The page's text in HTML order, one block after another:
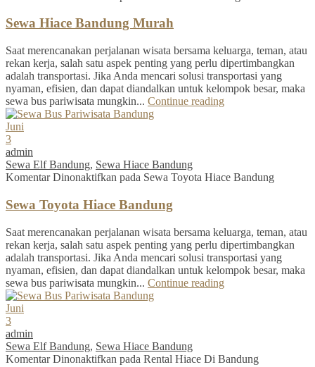
Sewa Hiace Bandung Murah
Saat merencanakan perjalanan wisata bersama keluarga, teman, atau
rekan kerja, salah satu aspek penting yang perlu dipertimbangkan
adalah transportasi. Jika Anda mencari solusi transportasi yang
nyaman, efisien, dan dapat diandalkan untuk kelompok besar, maka
sewa bus pariwisata mungkin... Continue reading
Juni
3
admin
Sewa Elf Bandung, Sewa Hiace Bandung
Komentar Dinonaktifkan pada Sewa Toyota Hiace Bandung
Sewa Toyota Hiace Bandung
Saat merencanakan perjalanan wisata bersama keluarga, teman, atau
rekan kerja, salah satu aspek penting yang perlu dipertimbangkan
adalah transportasi. Jika Anda mencari solusi transportasi yang
nyaman, efisien, dan dapat diandalkan untuk kelompok besar, maka
sewa bus pariwisata mungkin... Continue reading
Juni
3
admin
Sewa Elf Bandung, Sewa Hiace Bandung
Komentar Dinonaktifkan pada Rental Hiace Di Bandung